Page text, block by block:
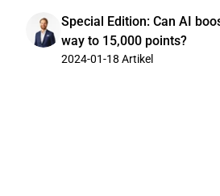
Special Edition: Can AI
way to 15,000 points?
2024-01-18 Artikel